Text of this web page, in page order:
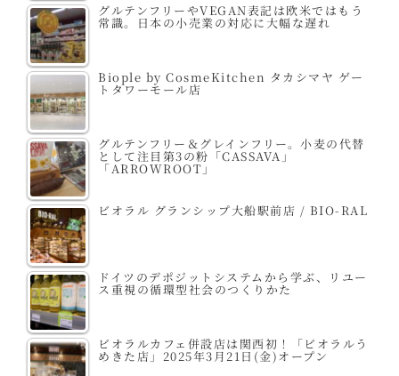
グルテンフリーやVEGAN表記は欧米ではもう
常識。日本の小売業の対応に大幅な遅れ
Biople by CosmeKitchen タカシマヤ ゲー
トタワーモール店
グルテンフリー＆グレインフリー。小麦の代替
として注目第3の粉「CASSAVA」
「ARROWROOT」
ビオラル グランシップ大船駅前店 / BIO-RAL
ドイツのデポジットシステムから学ぶ、リユー
ス重視の循環型社会のつくりかた
ビオラルカフェ併設店は関西初！「ビオラルう
めきた店」2025年3月21日(金)オープン